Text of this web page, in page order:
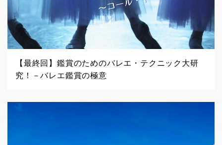
【最終回】鑑賞のためのバレエ・テクニック大研
究！－バレエ鑑賞の極意